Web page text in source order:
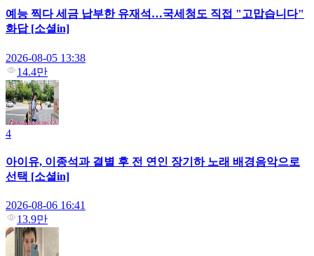
예능 찍다 세금 납부한 유재석…국세청도 직접 "고맙습니다"
화답 [소셜in]
2026-08-05 13:38
14.4만
4
아이유, 이종석과 결별 후 전 연인 장기하 노래 배경음악으로
선택 [소셜in]
2026-08-06 16:41
13.9만